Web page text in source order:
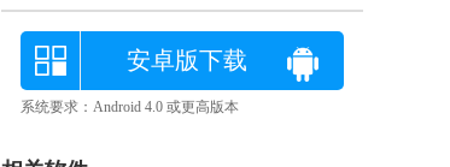
安卓版下载
系统要求：Android 4.0 或更高版本